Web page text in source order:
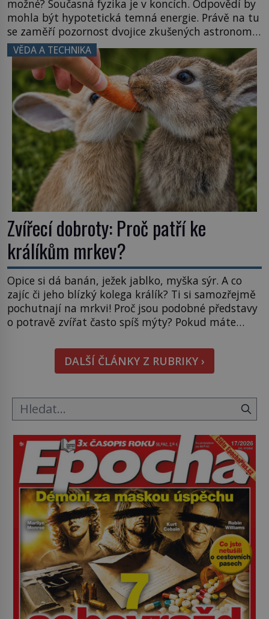
možné? Současná fyzika je v koncích. Odpovědí by
mohla být hypotetická temná energie. Právě na tu
se zaměří pozornost dvojice zkušených astronomů.
Namísto ní ale objeví něco mnohem
hmatatelnějšího. Naprosto rekordní kometu!
Astronomové Pedro Bernardinelli a Gary Bernstein
mravenčí prací zkoumají archivní snímky v rámci
Průzkumu temné energie […]
VĚDA A TECHNIKA
Zvířecí dobroty: Proč patří ke
králíkům mrkev?
Opice si dá banán, ježek jablko, myška sýr. A co
zajíc či jeho blízký kolega králík? Ti si samozřejmě
pochutnají na mrkvi! Proč jsou podobné představy
o potravě zvířat často spíš mýty? Pokud máte
i bude chutnat, ovšem měl by ji mít jen jako
občasný pamlsek. […]DALŠÍ ČLÁNKY Z RUBRIKY ›